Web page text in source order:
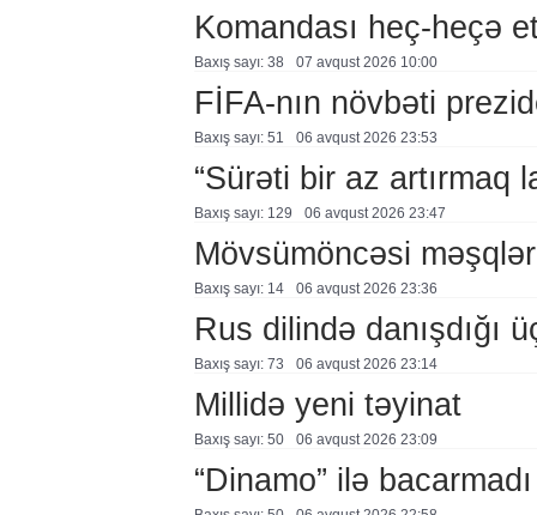
Komandası heç-heçə
Baxış sayı: 38 07 avqust 2026 10:00
FİFA-nın növbəti
Baxış sayı: 51 06 avqust 2026 23:53
“Sürəti bir az artırmaq
Baxış sayı: 129 06 avqust 2026 23:47
Mövsümöncəsi
Baxış sayı: 14 06 avqust 2026 23:36
Rus dilində danışdığı
Baxış sayı: 73 06 avqust 2026 23:14
Millidə yeni təyinat
Baxış sayı: 50 06 avqust 2026 23:09
“Dinamo” ilə bacarmadı